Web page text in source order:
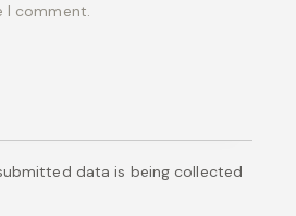
I comment.
data is being collected